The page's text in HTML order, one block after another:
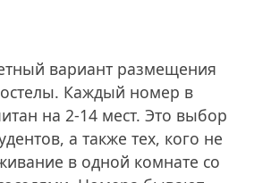
вариант размещения
Каждый номер в
на 2-14 мест. Это выбор
а также тех, кого не
в одной комнате со